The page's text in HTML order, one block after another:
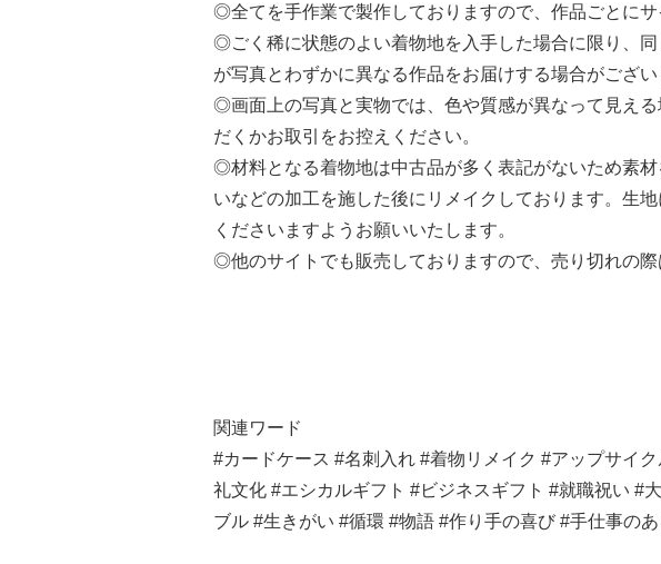
◎全てを手作業で製作しておりますので、作品ごとに
◎ごく稀に状態のよい着物地を入手した場合に限り、
が写真とわずかに異なる作品をお届けする場合がござい
◎画面上の写真と実物では、色や質感が異なって見え
だくかお取引をお控えください。
◎材料となる着物地は中古品が多く表記がないため素
いなどの加工を施した後にリメイクしております。生
くださいますようお願いいたします。
◎他のサイトでも販売しておりますので、売り切れの際
関連ワード
#カードケース #名刺入れ #着物リメイク #アップサイ
礼文化 #エシカルギフト #ビジネスギフト #就職祝い #
ブル #生きがい #循環 #物語 #作り手の喜び #手仕事の